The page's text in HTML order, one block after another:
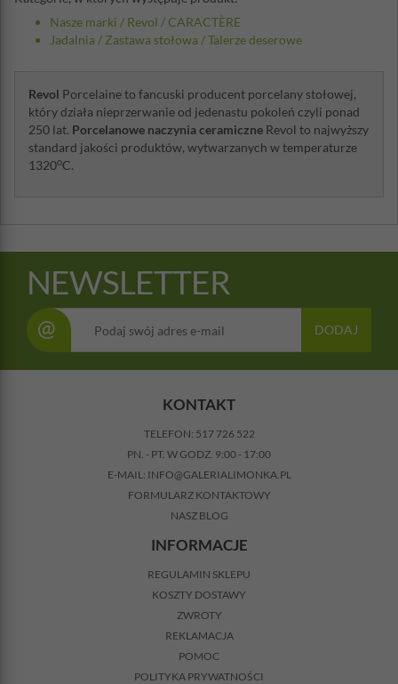
Nasze marki / Revol /CARACTÈRE
Jadalnia / Zastawa stołowa /Talerze deserowe
Revol Porcelaine to fancuski producent porcelany stołowej,
który działa nieprzerwanie od jedenastu pokoleń czyli ponad
250 lat. Porcelanowe naczynia ceramiczne Revol to najwyższy
standard jakości produktów, wytwarzanych w temperaturze
1320oC.
NEWSLETTER
@ DODAJ
KONTAKT
TELEFON: 517 726 522
PN. - PT. W GODZ. 9:00 - 17:00
E-MAIL: INFO@GALERIALIMONKA.PL
FORMULARZ KONTAKTOWY
NASZ BLOG
INFORMACJE
REGULAMIN SKLEPU
KOSZTY DOSTAWY
ZWROTY
REKLAMACJA
POMOC
POLITYKA PRYWATNOŚCI